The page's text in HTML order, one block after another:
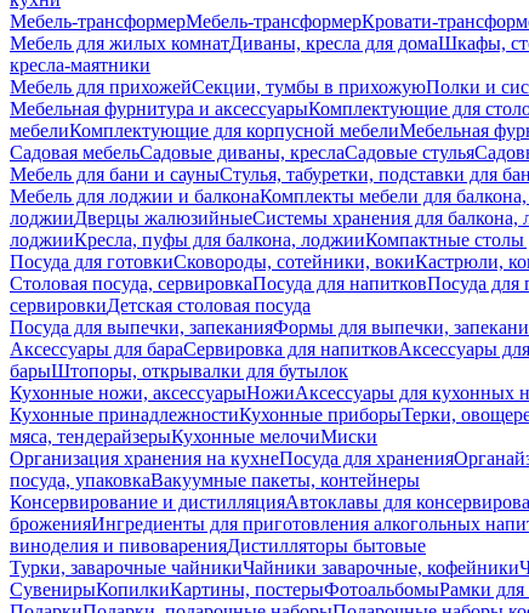
Мебель-трансформерМебель-трансформерКровати-
Мебель для жилых комнатДиваны, кресла для домаШкафы,
кресла-маятники
Мебель для прихожейСекции, тумбы в прихожуюПолки и
Мебельная фурнитура и аксессуарыКомплектующие для
мебелиКомплектующие для корпусной мебелиМебельная
Садовая мебельСадовые диваны, креслаСадовые стулья
Мебель для бани и сауныСтулья, табуретки, подставки для
Мебель для лоджии и балконаКомплекты мебели для
лоджииДверцы жалюзийныеСистемы хранения для балкона,
лоджииКресла, пуфы для балкона, лоджииКомпактные столы
Посуда для готовкиСковороды, сотейники, вокиКастрюли,
Столовая посуда, сервировкаПосуда для напитковПосуда для
сервировкиДетская столовая посуда
Посуда для выпечки, запеканияФормы для выпечки,
Аксессуары для бараСервировка для напитковАксессуары
барыШтопоры, открывалки для бутылок
Кухонные ножи, аксессуарыНожиАксессуары для кухонных
Кухонные принадлежностиКухонные приборыТерки,
мяса, тендерайзерыКухонные мелочиМиски
Организация хранения на кухнеПосуда для хранения
посуда, упаковкаВакуумные пакеты, контейнеры
Консервирование и дистилляцияАвтоклавы для
броженияИнгредиенты для приготовления алкогольных
виноделия и пивоваренияДистилляторы бытовые
Турки, заварочные чайникиЧайники заварочные, кофейники
СувенирыКопилкиКартины, постерыФотоальбомыРамки для